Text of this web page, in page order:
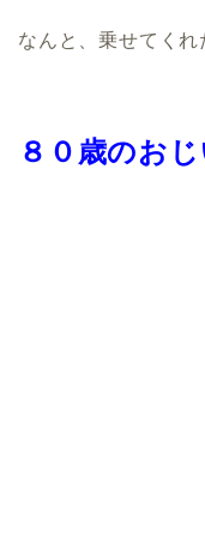
なんと、乗せてくれ
８０歳のお